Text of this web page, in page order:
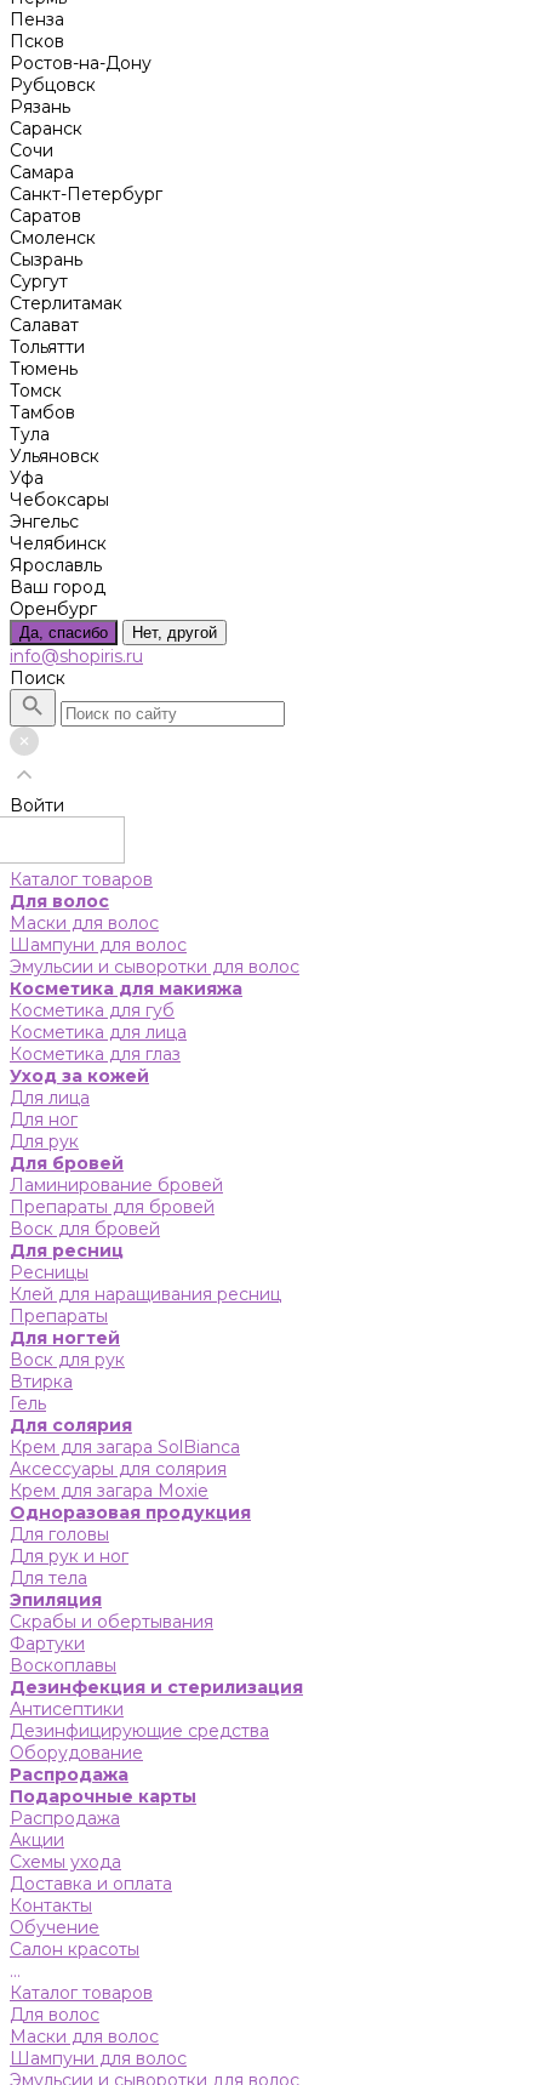
Пенза
Псков
Ростов-на-Дону
Рубцовск
Рязань
Саранск
Сочи
Самара
Санкт-Петербург
Саратов
Смоленск
Сызрань
Сургут
Стерлитамак
Салават
Тольятти
Тюмень
Томск
Тамбов
Тула
Ульяновск
Уфа
Чебоксары
Энгельс
Челябинск
Ярославль
Ваш город
Оренбург
Да, спасибо Нет, другой
info@shopiris.ru
Поиск
Войти
Каталог товаров
Для волос
Маски для волос
Шампуни для волос
Эмульсии и сыворотки для волос
Косметика для макияжа
Косметика для губ
Косметика для лица
Косметика для глаз
Уход за кожей
Для лица
Для ног
Для рук
Для бровей
Ламинирование бровей
Препараты для бровей
Воск для бровей
Для ресниц
Ресницы
Клей для наращивания ресниц
Препараты
Для ногтей
Воск для рук
Втирка
Гель
Для солярия
Крем для загара SolBianca
Аксессуары для солярия
Крем для загара Moxie
Одноразовая продукция
Для головы
Для рук и ног
Для тела
Эпиляция
Скрабы и обертывания
Фартуки
Воскоплавы
Дезинфекция и стерилизация
Антисептики
Дезинфицирующие средства
Оборудование
Распродажа
Подарочные карты
Распродажа
Акции
Схемы ухода
Доставка и оплата
Контакты
Обучение
Салон красоты
...
Каталог товаров
Для волос
Маски для волос
Шампуни для волос
Эмульсии и сыворотки для волос